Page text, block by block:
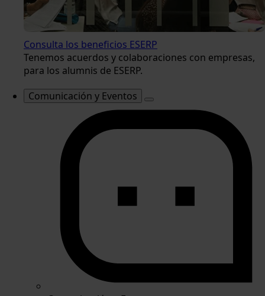
Consulta los beneficios ESERP
Tenemos acuerdos y colaboraciones con empresas,
para los alumnis de ESERP.
Comunicación y Eventos